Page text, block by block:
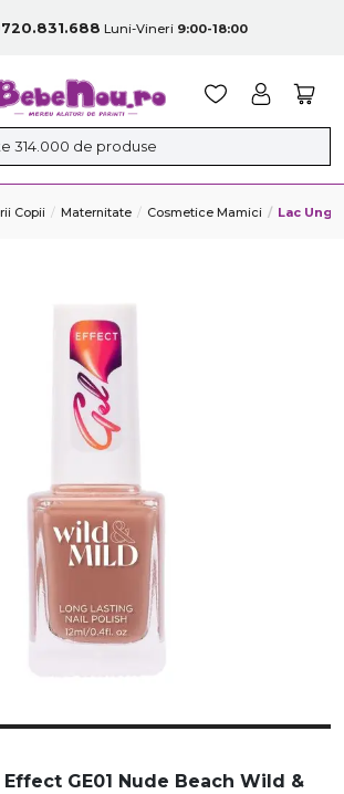
Luni-Vineri 9:00-18:00
Copii Maternitate Cosmetice Mamici Lac
GE01 Nude Beach Wild &